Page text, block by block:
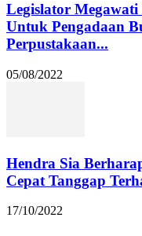
Legislator
Untuk Pengadaan
Perpustakaan...
05/08/2022
Hendra Sia
Cepat Tanggap
17/10/2022